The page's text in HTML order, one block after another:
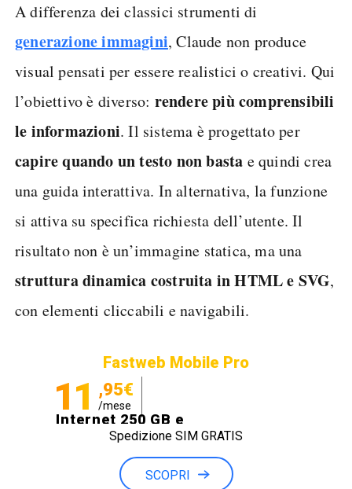
A differenza dei classici strumenti di
generazione immagini, Claude non produce
visual pensati per essere realistici o creativi. Qui
l’obiettivo è diverso: rendere più comprensibili
le informazioni. Il sistema è progettato per
capire quando un testo non basta e quindi crea
una guida interattiva. In alternativa, la funzione
si attiva su specifica richiesta dell’utente. Il
risultato non è un’immagine statica, ma una
struttura dinamica costruita in HTML e SVG,
con elementi cliccabili e navigabili.
Fastweb Mobile Pro
11 ,95€
/mese
Internet 250 GB e
Minuti illimitati
Spedizione SIM GRATIS
SCOPRI